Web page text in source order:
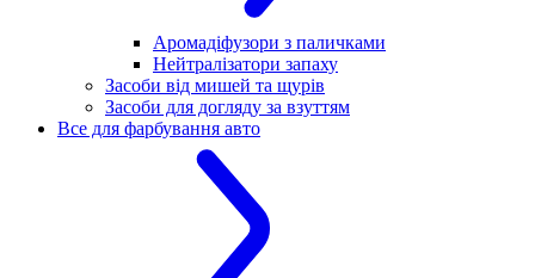
Аромадіфузори з паличками
Нейтралізатори запаху
Засоби від мишей та щурів
Засоби для догляду за взуттям
Все для фарбування авто